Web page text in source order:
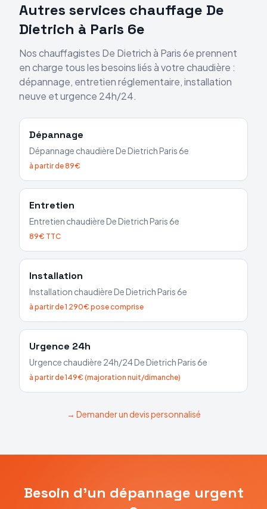
Autres services chauffage De
Dietrich à Paris 6e
Nos chauffagistes De Dietrichà Paris 6eprennent
en charge tous les besoins liés à votre chaudière :
dépannage, entretien réglementaire, installation
neuve et urgence 24h/24.
Dépannage
Dépannage chaudièreDe DietrichParis 6e
à partir de 89€
Entretien
Entretien chaudièreDe DietrichParis 6e
89€ TTC
Installation
Installation chaudièreDe DietrichParis 6e
à partir de 1 290€ pose comprise
Urgence 24h
Urgence chaudière 24h/24De DietrichParis 6e
à partir de 149€ (majoration nuit/dimanche)
→ Demander un devis personnalisé
Besoin d'un dépannage urgent